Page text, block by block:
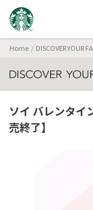
Home DISCOVER YOUR
ソイ バレンタイ
売終了】